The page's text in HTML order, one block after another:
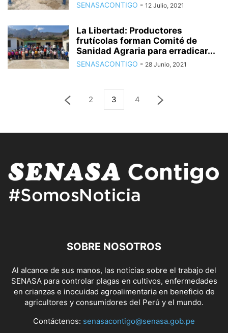
SENASACONTIGO - 12 Julio, 2021
La Libertad: Productores
frutícolas forman Comité de
Sanidad Agraria para erradicar...
SENASACONTIGO - 28 Junio, 2021
2 3 4
SOBRE NOSOTROS
Al alcance de sus manos, las noticias sobre el trabajo del
SENASA para controlar plagas en cultivos, enfermedades
en crianzas e inocuidad agroalimentaria en beneficio de
agricultores y consumidores del Perú y el mundo.
Contáctenos: senasacontigo@senasa.gob.pe